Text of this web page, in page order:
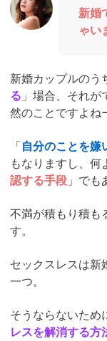
新婚
ゃい
新婚カップルのう
る 」場合、それ
然のことですよね
「自分のことを嫌
もなりますし、
認する手段 」でも
不満が積もり積も
す。
セックスレスは新
一つ。
そうならないため
レスを解消する方